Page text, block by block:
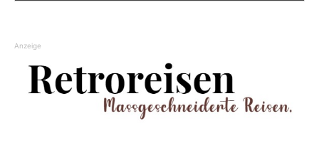
Anzeige